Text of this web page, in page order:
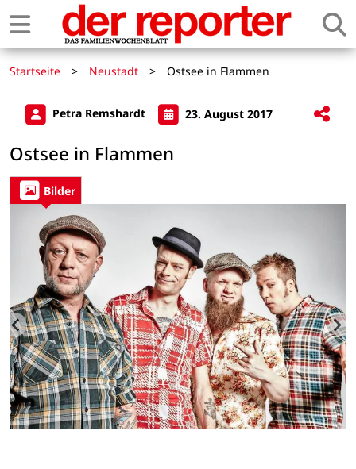
Startseite > Neustadt > Ostsee in Flammen
Petra Remshardt 23. August 2017
Ostsee in Flammen
Bilder